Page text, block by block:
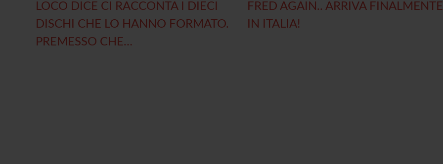
LOCO DICE CI RACCONTA I DIECI
DISCHI CHE LO HANNO FORMATO.
PREMESSO CHE…
FRED AGAIN.. ARRIVA FINALMENTE
IN ITALIA!